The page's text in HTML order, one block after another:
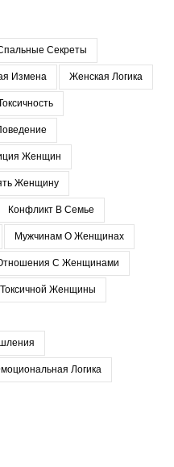
Секреты
Измена Женская Логика
Женщин
Женщину
Конфликт В Семье
Мужчинам О Женщинах
С Женщинами
Женщины
Логика